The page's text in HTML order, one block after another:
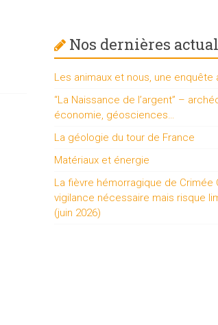
Nos dernières
Les animaux et nous, une enquête
“La Naissance de l’argent” –
économie, géosciences…
La géologie du tour de France
Matériaux et énergie
La fièvre hémorragique de Crimée
vigilance nécessaire mais risque
(juin 2026)